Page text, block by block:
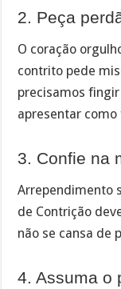
2. Peça
O coração
contrito pede
precisamos
apresentar
3. Confie na
Arrependimento
de Contrição
não se cansa de
4. Assuma o